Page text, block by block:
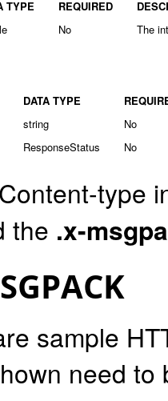
TYPE REQUIRED
No The
DATA TYPE
string
No
ResponseStatus No
type
the .x-
sample
need